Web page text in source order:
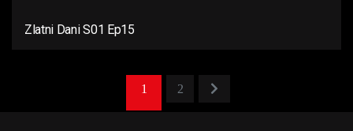
Zlatni Dani S01 Ep15
1 2